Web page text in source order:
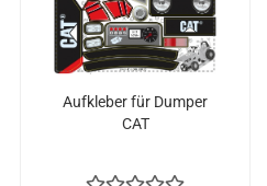
Aufkleber für Dumper
CAT